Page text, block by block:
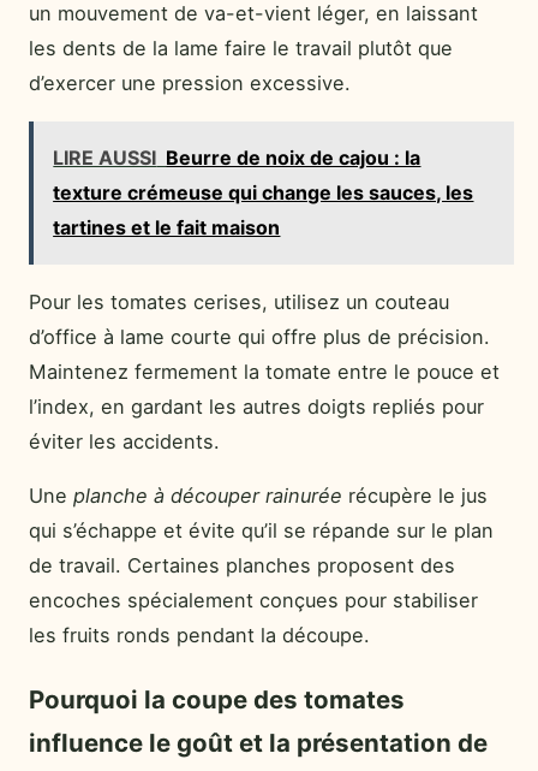
un mouvement de va-et-vient léger, en laissant
les dents de la lame faire le travail plutôt que
d’exercer une pression excessive.
LIRE AUSSI Beurre de noix de cajou : la
texture crémeuse qui change les sauces, les
tartines et le fait maison
Pour les tomates cerises, utilisez un couteau
d’office à lame courte qui offre plus de précision.
Maintenez fermement la tomate entre le pouce et
l’index, en gardant les autres doigts repliés pour
éviter les accidents.
Une planche à découper rainurée récupère le jus
qui s’échappe et évite qu’il se répande sur le plan
de travail. Certaines planches proposent des
encoches spécialement conçues pour stabiliser
les fruits ronds pendant la découpe.
Pourquoi la coupe des tomates
influence le goût et la présentation de